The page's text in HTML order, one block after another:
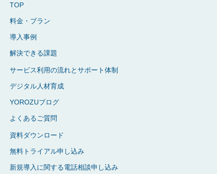
TOP
料金・プラン
導入事例
解決できる課題
サービス利用の流れとサポート体制
デジタル人材育成
YOROZUブログ
よくあるご質問
資料ダウンロード
無料トライアル申し込み
新規導入に関する電話相談申し込み